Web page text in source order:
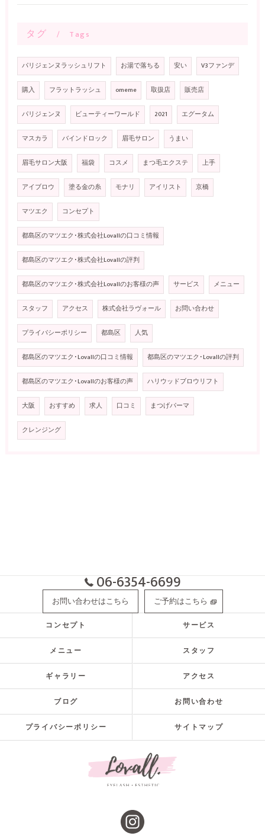
タグ Tags
パリジェンヌラッシュリフト お湯で落ちる 安い V3ファンデ
購入 フラットラッシュ omeme 取扱店 販売店
パリジェンヌ ビューティーワールド 2021 エグータム
マスカラ バインドロック 眉毛サロン うまい
眉毛サロン大阪 福袋 コスメ まつ毛エクステ 上手
アイブロウ 塗る金の糸 モナリ アイリスト 京橋
マツエク コンセプト
都島区のマツエク･株式会社Lovallの口コミ情報
都島区のマツエク･株式会社Lovallの評判
都島区のマツエク･株式会社Lovallのお客様の声 サービス メニュー
スタッフ アクセス 株式会社ラヴォール お問い合わせ
プライバシーポリシー 都島区 人気
都島区のマツエク･Lovallの口コミ情報 都島区のマツエク･Lovallの評判
都島区のマツエク･Lovallのお客様の声 ハリウッドブロウリフト
大阪 おすすめ 求人 口コミ まつげパーマ
クレンジング
06-6354-6699
お問い合わせはこちら ご予約はこちら
コンセプト サービス
メニュー スタッフ
ギャラリー アクセス
ブログ お問い合わせ
プライバシーポリシー サイトマップ